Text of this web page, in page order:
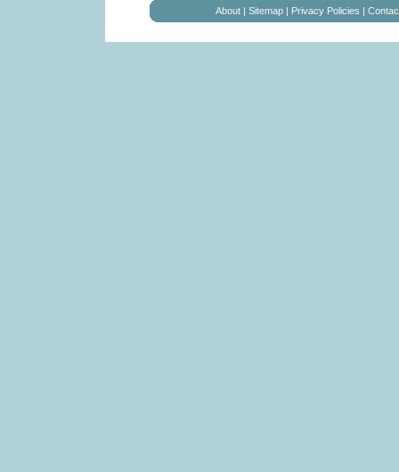
About | Sitemap | Privacy Policies |